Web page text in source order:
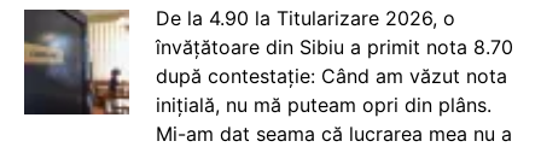
De la 4.90 la Titularizare 2026, o
învățătoare din Sibiu a primit nota 8.70
după contestație: Când am văzut nota
inițială, nu mă puteam opri din plâns.
Mi-am dat seama că lucrarea mea nu a